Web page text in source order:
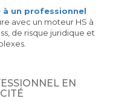
un professionnel
avec un moteur HS à
de risque juridique et
EN